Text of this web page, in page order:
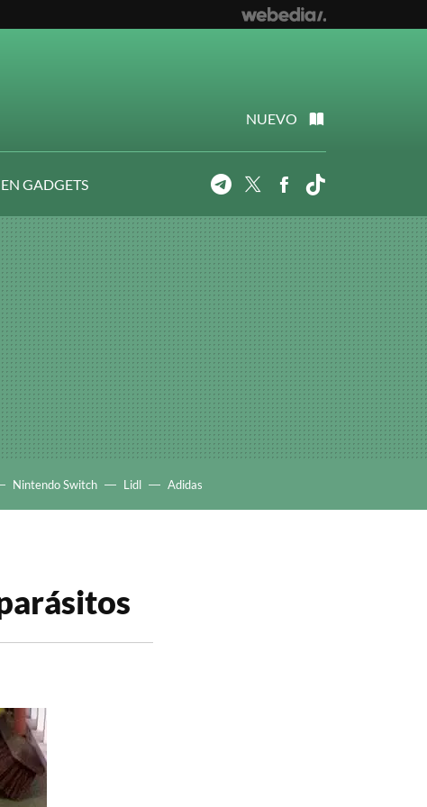
NUEVO
GADGETS
TelegramTwitterFacebook
Nintendo Switch Lidl Adidas